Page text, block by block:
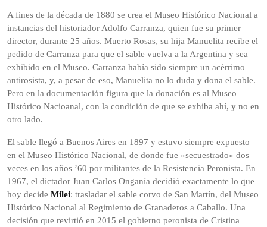
A fines de la década de 1880 se crea el Museo Histórico Nacional a
instancias del historiador Adolfo Carranza, quien fue su primer
director, durante 25 años. Muerto Rosas, su hija Manuelita recibe el
pedido de Carranza para que el sable vuelva a la Argentina y sea
exhibido en el Museo. Carranza había sido siempre un acérrimo
antirosista, y, a pesar de eso, Manuelita no lo duda y dona el sable.
Pero en la documentación figura que la donación es al Museo
Histórico Nacioanal, con la condición de que se exhiba ahí, y no en
otro lado.
El sable llegó a Buenos Aires en 1897 y estuvo siempre expuesto
en el Museo Histórico Nacional, de donde fue «secuestrado» dos
veces en los años ’60 por militantes de la Resistencia Peronista. En
1967, el dictador Juan Carlos Onganía decidió exactamente lo que
hoy decide Milei: trasladar el sable corvo de San Martín, del Museo
Histórico Nacional al Regimiento de Granaderos a Caballo. Una
decisión que revirtió en 2015 el gobierno peronista de Cristina